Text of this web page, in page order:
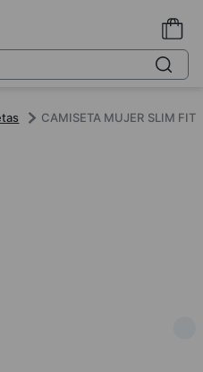
CAMISETA MUJER SLIM FIT